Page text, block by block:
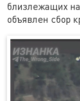
близлежащих
объявлен сбор